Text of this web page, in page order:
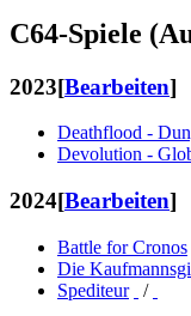
C64-Spiele
2023[Bearbeiten]
Deathflood -
Devolution -
2024[Bearbeiten]
Battle for Cronos
Die
Spediteur
/